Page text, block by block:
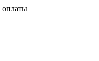
оплаты